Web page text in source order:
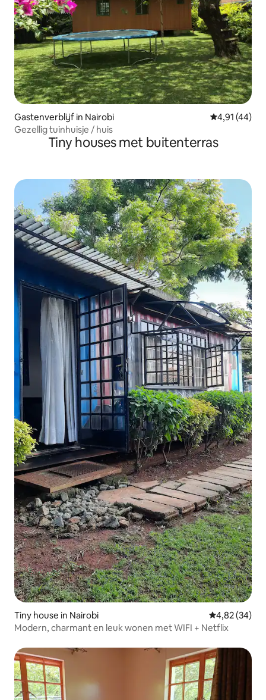
Gastenverblijf in Nairobi Gemiddelde
4,91 (44)
Gezellig tuinhuisje / huis
Tiny houses met buitenterras
Tiny house in Nairobi Gemiddelde
4,82 (34)
Modern, charmant en leuk wonen met WIFI + Netflix